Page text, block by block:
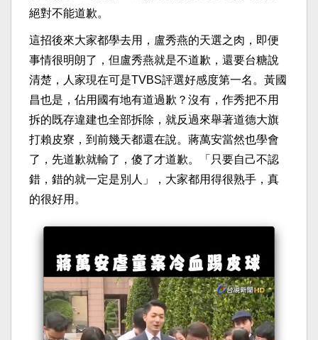
絕對不能道歉。
這招後來大家都學去用，盧秀燕的天選之肉，即便
事情很明朗了，但盧秀燕就是不道歉，還要台糖說
清楚，人家現在可是TVBS評選好感度第一名。黃國
昌也是，佔用國有地有道過歉？沒有，作秀把不用
拆的既存違建也全部拆除，就反過來舉著道德大旗
打賴皮寮，到前幾天都還在說。蔣萬安當然也學會
了，先道歉就輸了，傻了才道歉。「只要自己不認
錯，錯的就一定是別人」，大家都用得很熟手，真
的很好用。